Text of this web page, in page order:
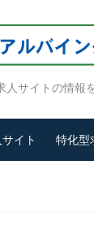
人サイトの情報
イト 特化型